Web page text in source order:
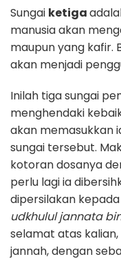
Sungai ketiga
manusia akan
maupun yang kafir.
akan menjadi
Inilah tiga sungai
menghendaki
akan memasukkan
sungai tersebut.
kotoran dosanya
perlu lagi ia
dipersilakan
udkhulul jannata
selamat atas
jannah, dengan